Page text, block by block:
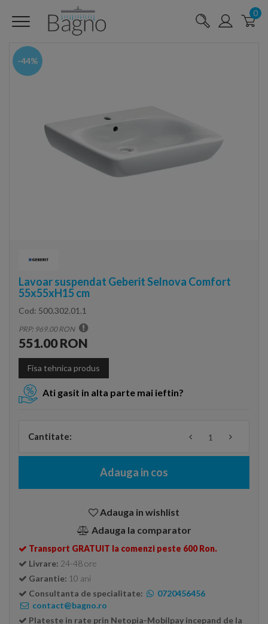
0
-44%
Lavoar suspendat Geberit Selnova Comfort
55x55xH15 cm
Cod: 500.302.01.1
PRP: 969.00 RON
551.00 RON
Fisa tehnica produs
Ati gasit in alta parte mai ieftin?
Cantitate:
Adauga in cos
Adauga in wishlist
Adauga la comparator
Transport GRATUIT la comenzi peste 600 Ron.
Livrare: 24-48 ore
Garantie: 10 ani
Consultanta de specialitate:
0720456456
contact@bagno.ro
Plateste in rate prin Netopia-Mobilpay incepand de la